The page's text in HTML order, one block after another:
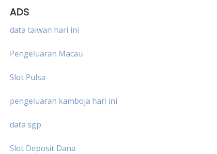
ADS
data taiwan hari ini
Pengeluaran Macau
Slot Pulsa
pengeluaran kamboja hari ini
data sgp
Slot Deposit Dana